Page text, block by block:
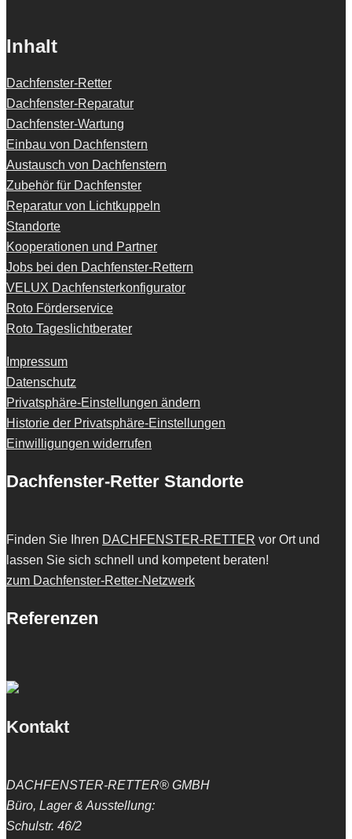
Inhalt
Dachfenster-Retter
Dachfenster-Reparatur
Dachfenster-Wartung
Einbau von Dachfenstern
Austausch von Dachfenstern
Zubehör für Dachfenster
Reparatur von Lichtkuppeln
Standorte
Kooperationen und Partner
Jobs bei den Dachfenster-Rettern
VELUX Dachfensterkonfigurator
Roto Förderservice
Roto Tageslichtberater
Impressum
Datenschutz
Privatsphäre-Einstellungen ändern
Historie der Privatsphäre-Einstellungen
Einwilligungen widerrufen
Dachfenster-Retter Standorte
Finden Sie Ihren DACHFENSTER-RETTER vor Ort und
lassen Sie sich schnell und kompetent beraten!
zum Dachfenster-Retter-Netzwerk
Referenzen
Kontakt
DACHFENSTER-RETTER® GMBH
Büro, Lager & Ausstellung:
Schulstr. 46/2